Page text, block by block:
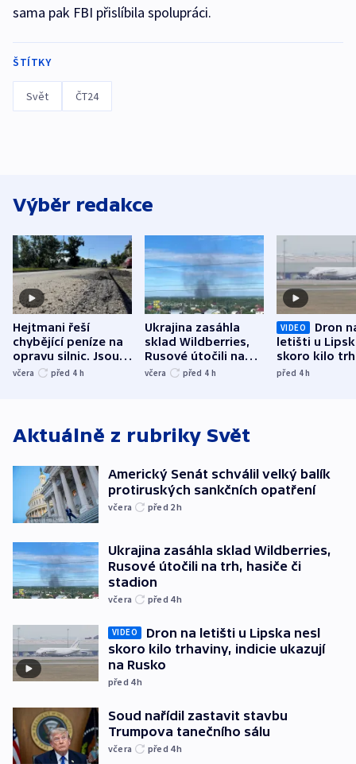
sama pak FBI přislíbila spolupráci.
ŠTÍTKY
Svět ČT24
Výběr redakce
Hejtmani řeší
chybějící peníze na
opravu silnic. Jsou
nenárokové, namítá
včera před 4 h
Ukrajina zasáhla
sklad Wildberries,
Rusové útočili na
trh, hasiče či
včera před 4 h
VIDEO
Dron
letišti u
skoro kilo
indicie
před 4h
Aktuálně z rubriky Svět
Americký Senát schválil velký balík
protiruských sankčních opatření
včera před 2h
Ukrajina zasáhla sklad Wildberries,
Rusové útočili na trh, hasiče či
stadion
včera před 4h
VIDEO
Dron na letišti u Lipska nesl
skoro kilo trhaviny, indicie ukazují
na Rusko
před 4h
Soud nařídil zastavit stavbu
Trumpova tanečního sálu
včera před 4h